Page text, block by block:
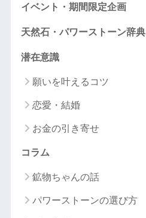
イベント・期間限定企画
天然石・パワーストーン辞典
潜在意識
願いを叶えるコツ
恋愛・結婚
お金の引き寄せ
コラム
鉱物ちゃんの話
パワーストーンの選び方